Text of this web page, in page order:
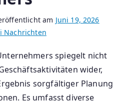
am Juni 19, 2026
Nachrichten
spiegelt nicht
wider,
sorgfältiger Planung
Es umfasst diverse